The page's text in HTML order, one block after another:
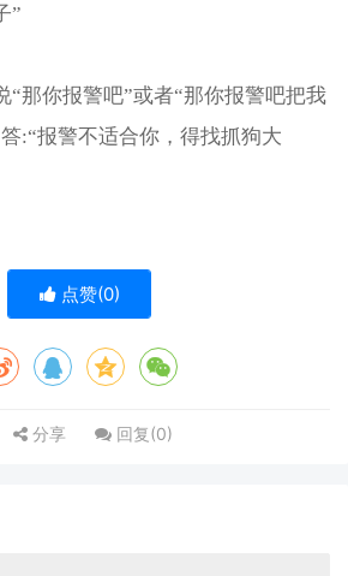
”
“那你报警吧”或者“那你报警吧把我
:“报警不适合你，得找抓狗大
点赞(0)
分享 回复(0)